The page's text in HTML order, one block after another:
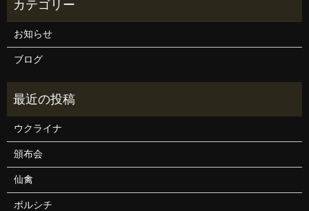
お知らせ
ブログ
ウクライナ
頒布会
仙禽
ボルシチ